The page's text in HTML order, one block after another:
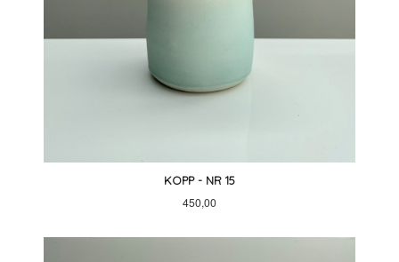
KOPP - NR 15
Pris
450,00